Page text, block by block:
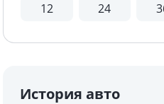
12
24
История авто